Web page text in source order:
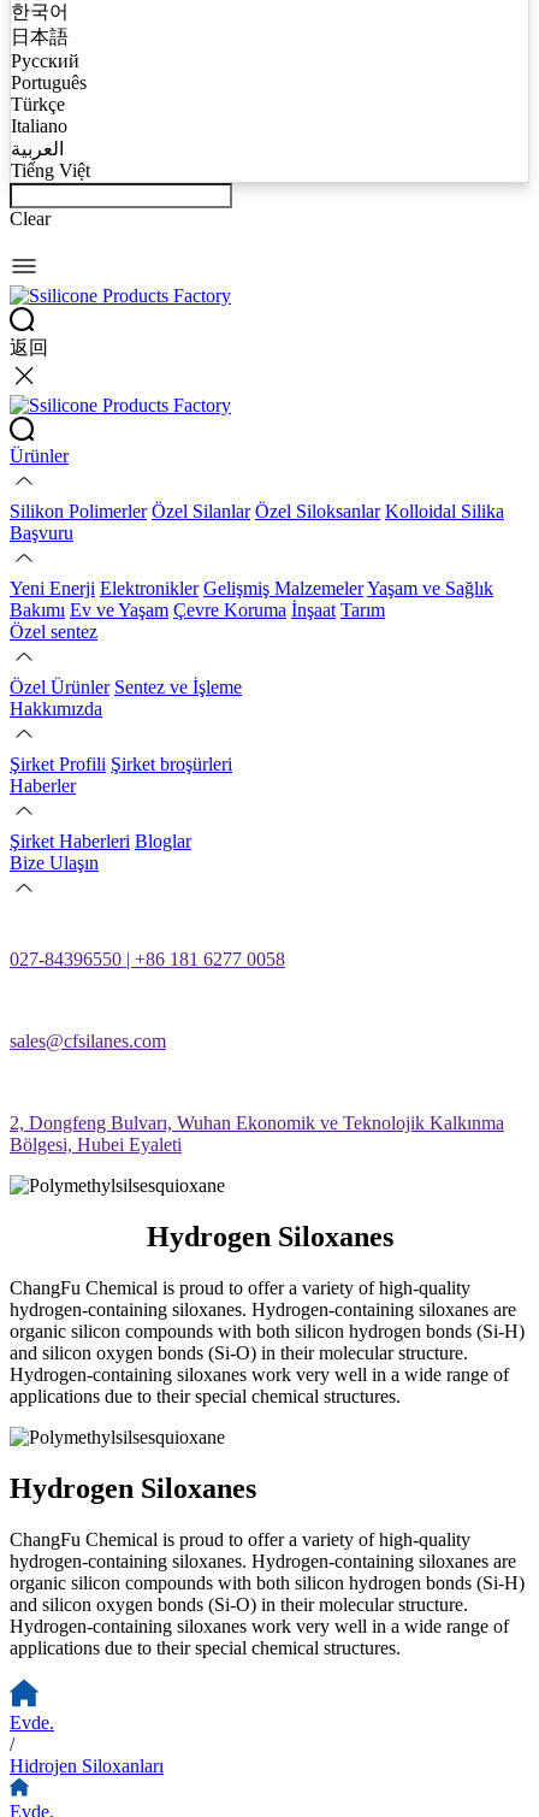
한국어
日本語
Русский
Português
Türkçe
Italiano
العربية
Tiếng Việt
Clear
返回
Ürünler
Silikon Polimerler Özel Silanlar Özel Siloksanlar Kolloidal Silika
Başvuru
Yeni Enerji Elektronikler Gelişmiş MalzemelerYaşam ve Sağlık
Bakımı Ev ve Yaşam Çevre Koruma İnşaat Tarım
Özel sentez
Özel Ürünler Sentez ve İşleme
Hakkımızda
Şirket Profili Şirket broşürleri
Haberler
Şirket Haberleri Bloglar
Bize Ulaşın
027-84396550 | +86 181 6277 0058
sales@cfsilanes.com
2, Dongfeng Bulvarı, Wuhan Ekonomik ve Teknolojik Kalkınma
Bölgesi, Hubei Eyaleti
Hydrogen Siloxanes
ChangFu Chemical is proud to offer a variety of high-quality
hydrogen-containing siloxanes. Hydrogen-containing siloxanes are
organic silicon compounds with both silicon hydrogen bonds (Si-H)
and silicon oxygen bonds (Si-O) in their molecular structure.
Hydrogen-containing siloxanes work very well in a wide range of
applications due to their special chemical structures.
Hydrogen Siloxanes
ChangFu Chemical is proud to offer a variety of high-quality
hydrogen-containing siloxanes. Hydrogen-containing siloxanes are
organic silicon compounds with both silicon hydrogen bonds (Si-H)
and silicon oxygen bonds (Si-O) in their molecular structure.
Hydrogen-containing siloxanes work very well in a wide range of
applications due to their special chemical structures.
Evde.
/
Hidrojen Siloxanları
Evde.